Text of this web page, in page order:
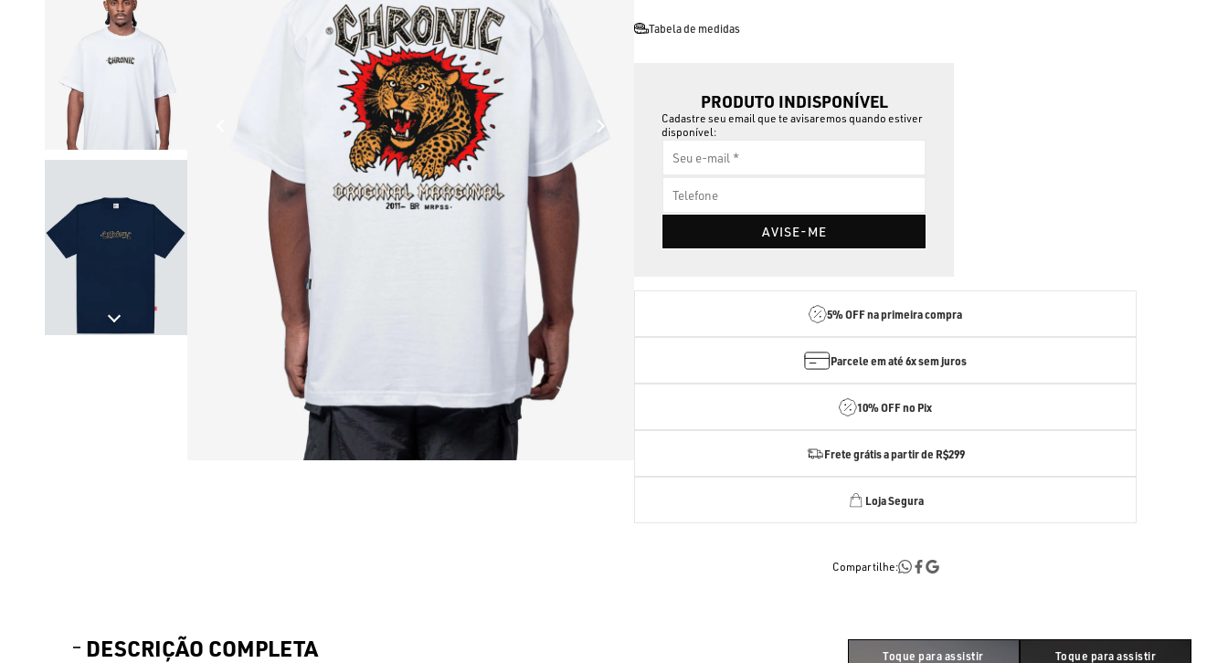
Tabela de medidas
PRODUTO INDISPONÍVEL
Cadastre seu email que te avisaremos quando estiver
disponível:
AVISE-ME
5% OFFna primeira compra
Parcele em até6x sem juros
10% OFF no Pix
Frete grátis a partir de R$299
Loja Segura
Compartilhe:
DESCRIÇÃO COMPLETA